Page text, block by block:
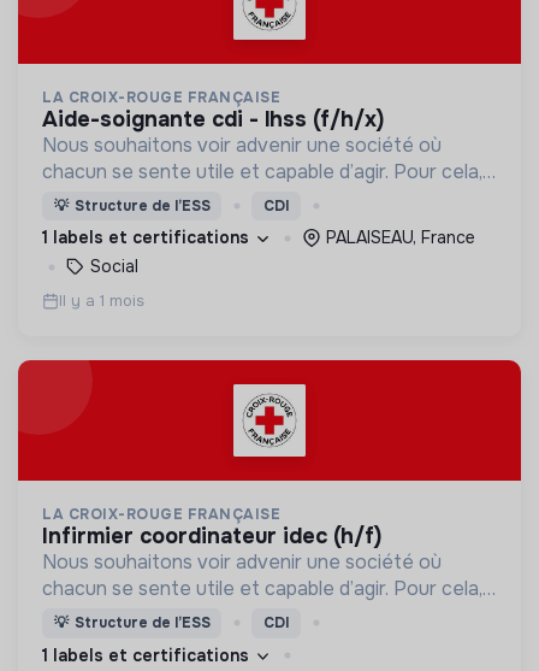
LA CROIX-ROUGE FRANÇAISE
aide-soignante cdi - lhss (f/h/x)
Nous souhaitons voir advenir une société où
chacun se sente utile et capable d’agir. Pour cela,
nous proposons des moyens et des lieux
d’engagement innovants et adaptés à tous.
💡 Structure de l’ESS CDI
1 labels et certifications
PALAISEAU, France
Social
Il y a 1 mois
LA CROIX-ROUGE FRANÇAISE
infirmier coordinateur idec (h/f)
Nous souhaitons voir advenir une société où
chacun se sente utile et capable d’agir. Pour cela,
nous proposons des moyens et des lieux
d’engagement innovants et adaptés à tous.
💡 Structure de l’ESS CDI
1 labels et certifications